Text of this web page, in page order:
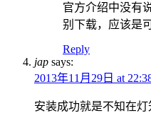
官方介绍中没有
别下载，应该是
Reply
jap says:
2013年11月29日 at
安装成功就是不知在灯